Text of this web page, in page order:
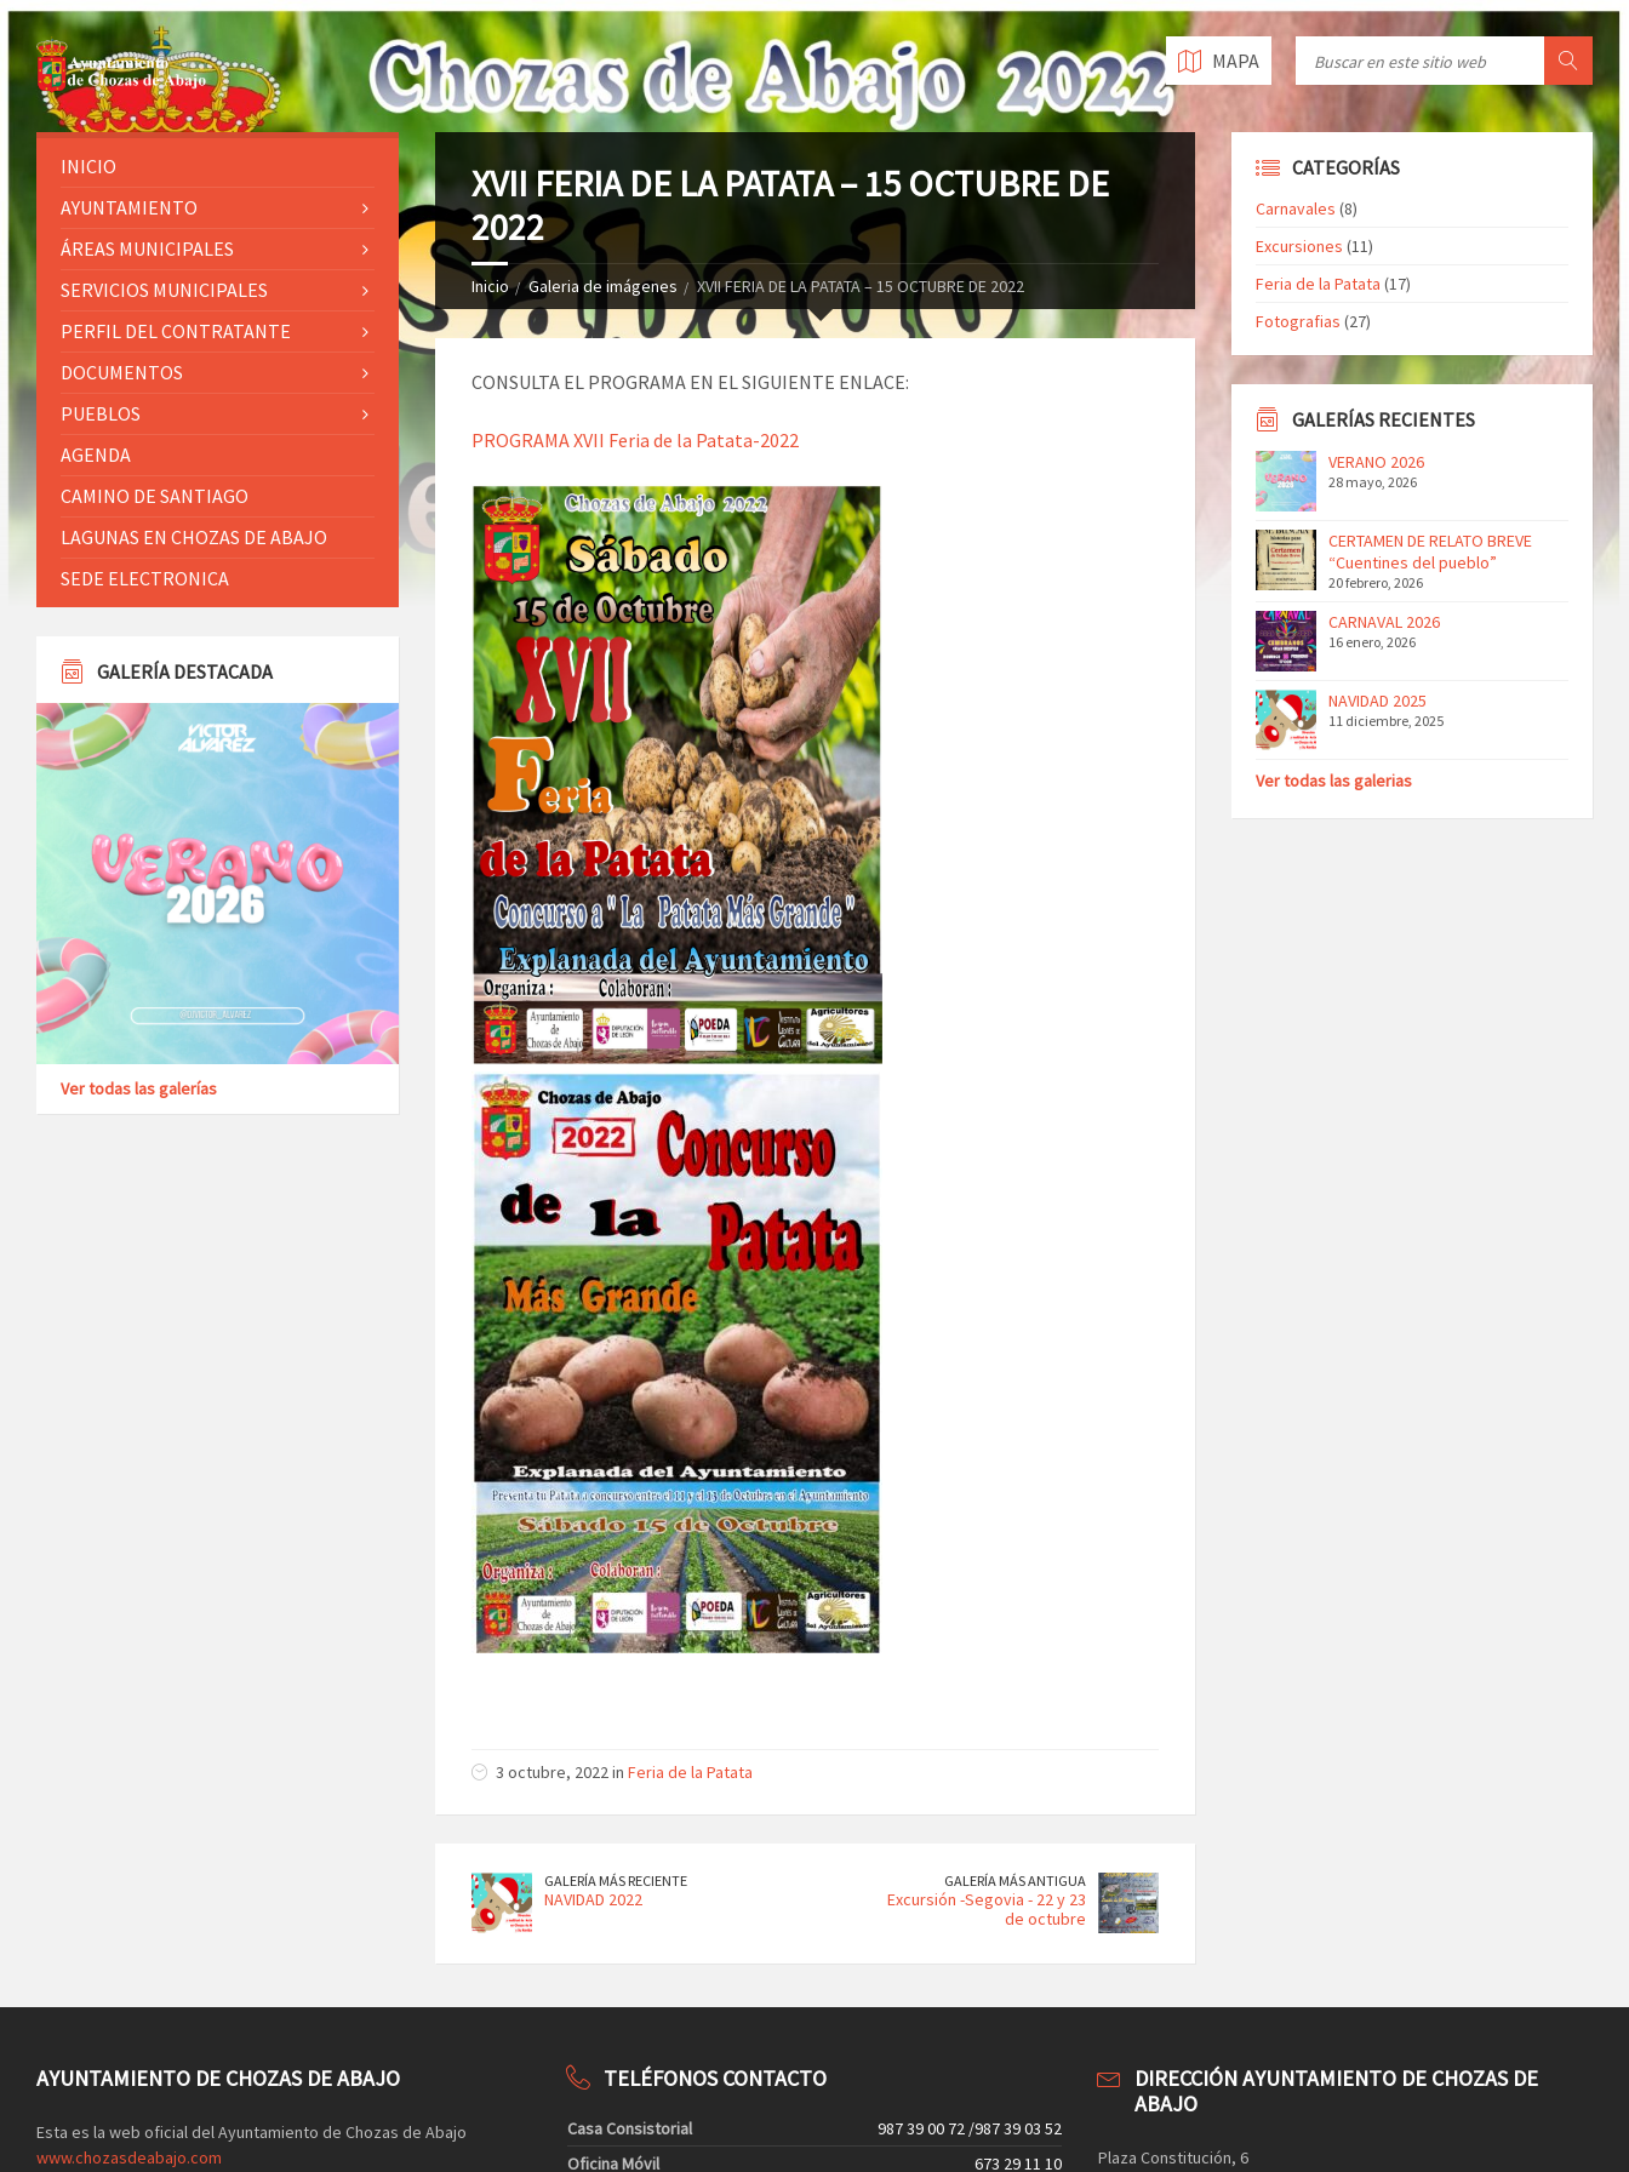
MAPA
XVII FERIA DE LA PATATA – 15 OCTUBRE DE
2022
Inicio Galeria de imágenes XVII FERIA DE LA PATATA – 15 OCTUBRE DE 2022
CONSULTA EL PROGRAMA EN EL SIGUIENTE ENLACE:
PROGRAMA XVII Feria de la Patata-2022
3 octubre, 2022 in Feria de la Patata
GALERÍA MÁS RECIENTE
NAVIDAD 2022
GALERÍA MÁS ANTIGUA
Excursión -Segovia - 22 y 23
de octubre
INICIO
AYUNTAMIENTO
ÁREAS MUNICIPALES
SERVICIOS MUNICIPALES
PERFIL DEL CONTRATANTE
DOCUMENTOS
PUEBLOS
AGENDA
CAMINO DE SANTIAGO
LAGUNAS EN CHOZAS DE ABAJO
SEDE ELECTRONICA
GALERÍA DESTACADA
Ver todas las galerías
CATEGORÍAS
Carnavales (8)
Excursiones (11)
Feria de la Patata (17)
Fotografias (27)
GALERÍAS RECIENTES
VERANO 2026
28 mayo, 2026
CERTAMEN DE RELATO BREVE
“Cuentines del pueblo”
20 febrero, 2026
CARNAVAL 2026
16 enero, 2026
NAVIDAD 2025
11 diciembre, 2025
Ver todas las galerias
AYUNTAMIENTO DE CHOZAS DE ABAJO
Esta es la web oficial del Ayuntamiento de Chozas de Abajo
www.chozasdeabajo.com
TELÉFONOS CONTACTO
Casa Consistorial
987 39 00 72 /987 39 03 52
Oficina Móvil
673 29 11 10
DIRECCIÓN AYUNTAMIENTO DE CHOZAS DE
ABAJO
Plaza Constitución, 6